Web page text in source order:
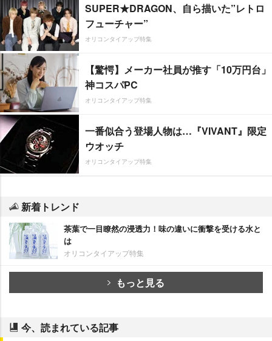
SUPER★DRAGON、自ら描いた”レトロ
フューチャー”
オリコンタイアップ特集
【驚愕】メーカー社員が推す「10万円台」
神コスパPC
オリコンタイアップ特集
一番似合う登場人物は…『VIVANT』限定
ウオッチ
オリコンタイアップ特集
新着トレンド
茶葉で一目瞭然の浸透力！味の違いに衝撃を受ける水と
は
オリコンタイアップ特集
もっと見る
今、読まれている記事